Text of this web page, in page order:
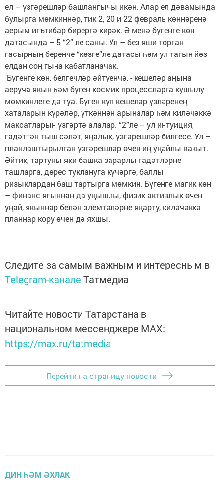
ел – үзгәрешләр башлангычы икән. Алар ел дәвамында
булырга мөмкиннәр, тик 2, 20 и 22 февраль көннәренә
аерым игътибар бирергә кирәк. Ә менә бүгенге көн
датасында – 5 “2” ле саны. Ул – без яши торган
гасырның беренче “көзге”ле датасы һәм ул тагын йөз
елдан соң гына кабатланачак.
Бүгенге көн, белгечләр әйтүенчә, - кешеләр аңына
аеруча якын һәм бүген космик процессларга кушылу
мөмкинлеге дә туа. Бүген күп кешеләр үзләренең
хаталарын күрәләр, үткәннән арыналар һәм киләчәккә
максатларын үзгәртә алалар. “2”ле – ул интуиция,
гадәттән тыш сәләт, яңалык, үзгәрешләр билгесе. Ул –
планлаштырылган үзгәрешләр өчен иң уңайлы вакыт.
Әйтик, тартуны яки башка зарарлы гадәтләрне
ташларга, дөрес туклануга күчәргә, баллы
ризыклардан баш тартырга мөмкин. Бүгенге магик көн
– финанс ягыннан да уңышлы, физик активлык өчен
уңай, якыннар белән элемтәләрне яңарту, киләчәккә
планнар кору өчен дә яхшы.
Следите за самым важным и интересным в
Telegram-канале Татмедиа
Читайте новости Татарстана в
национальном мессенджере MАХ:
https://max.ru/tatmedia
Перейти на страницу новости
ДИН ҺӘМ ӘХЛАК